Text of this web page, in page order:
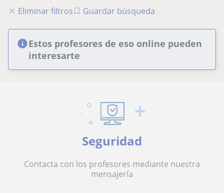
Eliminar filtros
Guardar búsqueda
Estos profesores de eso online pueden
interesarte
Seguridad
Contacta con los profesores mediante nuestra
mensajería